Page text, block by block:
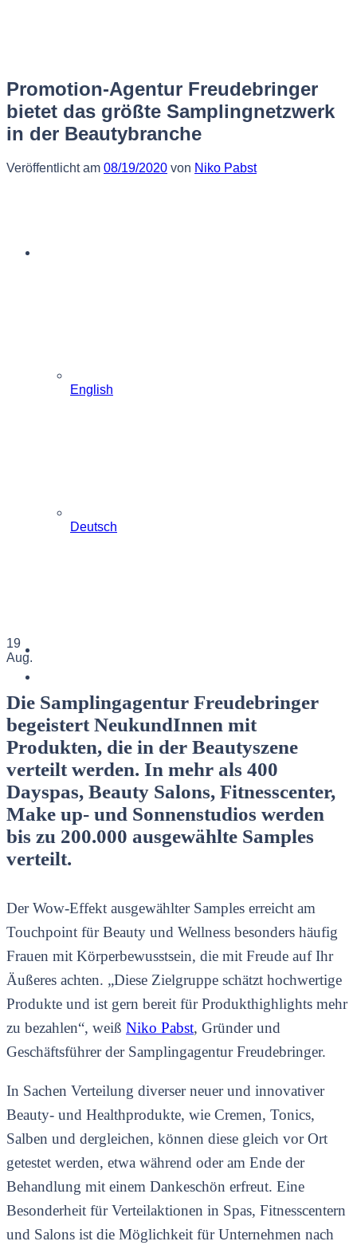
English
Deutsch
Promotion-Agentur Freudebringer
bietet das größte Samplingnetzwerk
in der Beautybranche
Veröffentlicht am 08/19/2020 von Niko Pabst
19
Aug.
Die Samplingagentur Freudebringer
begeistert NeukundInnen mit
Produkten, die in der Beautyszene
verteilt werden. In mehr als 400
Dayspas, Beauty Salons, Fitnesscenter,
Make up- und Sonnenstudios werden
bis zu 200.000 ausgewählte Samples
verteilt.
Der Wow-Effekt ausgewählter Samples erreicht am
Touchpoint für Beauty und Wellness besonders häufig
Frauen mit Körperbewusstsein, die mit Freude auf Ihr
Äußeres achten. „Diese Zielgruppe schätzt hochwertige
Produkte und ist gern bereit für Produkthighlights mehr
zu bezahlen“, weiß Niko Pabst, Gründer und
Geschäftsführer der Samplingagentur Freudebringer.
In Sachen Verteilung diverser neuer und innovativer
Beauty- und Healthprodukte, wie Cremen, Tonics,
Salben und dergleichen, können diese gleich vor Ort
getestet werden, etwa während oder am Ende der
Behandlung mit einem Dankeschön erfreut. Eine
Besonderheit für Verteilaktionen in Spas, Fitnesscentern
und Salons ist die Möglichkeit für Unternehmen nach